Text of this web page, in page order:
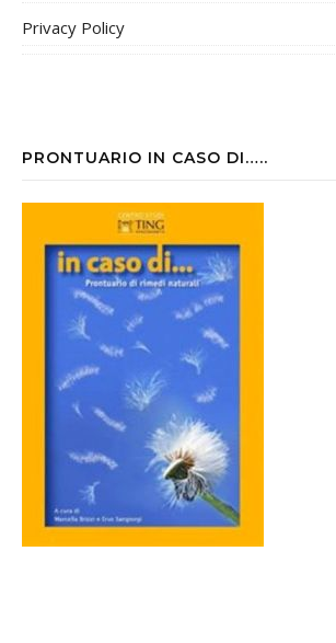
Privacy Policy
PRONTUARIO IN CASO DI…..